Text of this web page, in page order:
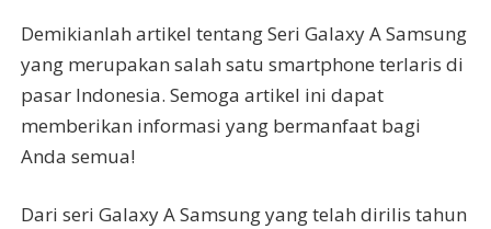
Demikianlah artikel tentang Seri Galaxy A Samsung
yang merupakan salah satu smartphone terlaris di
pasar Indonesia. Semoga artikel ini dapat
memberikan informasi yang bermanfaat bagi
Anda semua!
Dari seri Galaxy A Samsung yang telah dirilis tahun